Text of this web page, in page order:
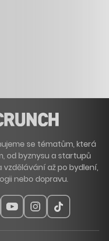
se tématům, která
od byznysu a startupů
vzdělávání až po bydlení,
nebo dopravu.